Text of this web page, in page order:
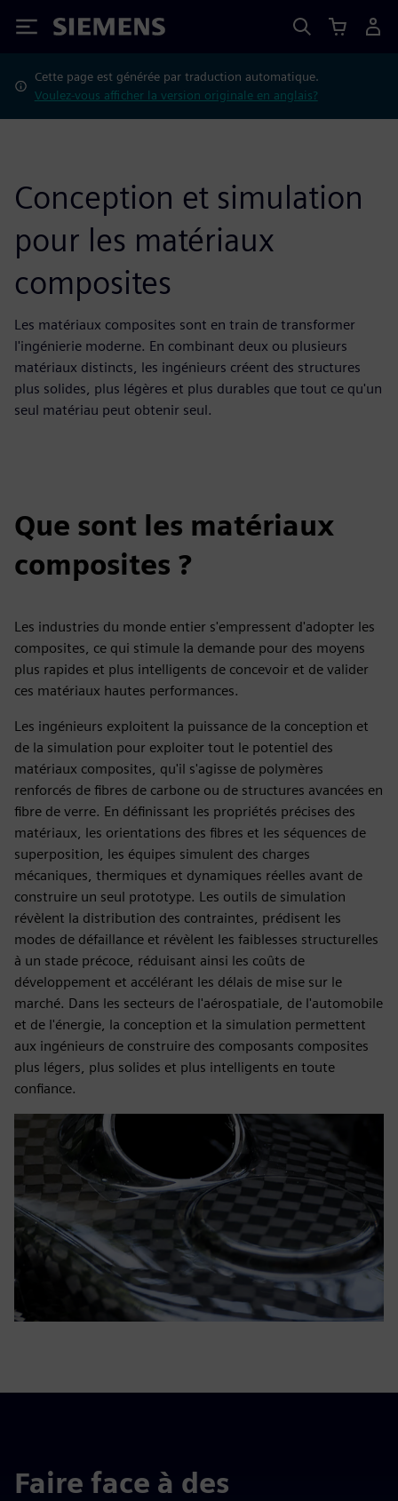
Siemens
Cette page est générée par traduction automatique.
Voulez-vous afficher la version originale en anglais?
Conception et simulation
pour les matériaux
composites
Les matériaux composites sont en train de transformer
l'ingénierie moderne. En combinant deux ou plusieurs
matériaux distincts, les ingénieurs créent des structures
plus solides, plus légères et plus durables que tout ce qu'un
seul matériau peut obtenir seul.
Que sont les matériaux
composites ?
Les industries du monde entier s'empressent d'adopter les
composites, ce qui stimule la demande pour des moyens
plus rapides et plus intelligents de concevoir et de valider
ces matériaux hautes performances.
Les ingénieurs exploitent la puissance de la conception et
de la simulation pour exploiter tout le potentiel des
matériaux composites, qu'il s'agisse de polymères
renforcés de fibres de carbone ou de structures avancées en
fibre de verre. En définissant les propriétés précises des
matériaux, les orientations des fibres et les séquences de
superposition, les équipes simulent des charges
mécaniques, thermiques et dynamiques réelles avant de
construire un seul prototype. Les outils de simulation
révèlent la distribution des contraintes, prédisent les
modes de défaillance et révèlent les faiblesses structurelles
à un stade précoce, réduisant ainsi les coûts de
développement et accélérant les délais de mise sur le
marché. Dans les secteurs de l'aérospatiale, de l'automobile
et de l'énergie, la conception et la simulation permettent
aux ingénieurs de construire des composants composites
plus légers, plus solides et plus intelligents en toute
confiance.
Faire face à des